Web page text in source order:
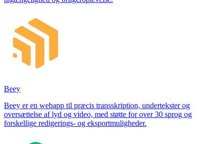
Beey
Beey er en webapp til præcis transskription, undertekster og
oversættelse af lyd og video, med støtte for over 30 sprog og
forskellige redigerings- og eksportmuligheder.